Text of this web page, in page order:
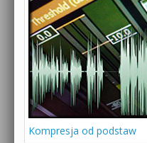
Kompresja od podstaw